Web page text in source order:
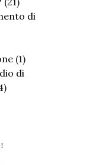
di
(1)
di